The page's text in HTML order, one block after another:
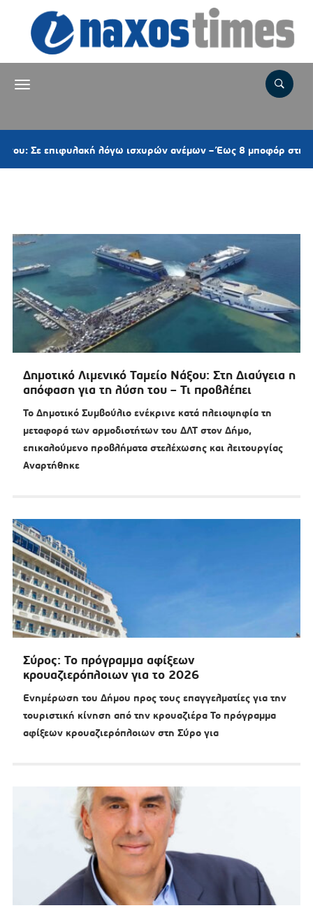
λόγω ισχυρών ανέμων – Έως 8 μποφόρ στις Κυκλάδες
Δημοτικό Λιμενικό Ταμείο Νάξου: Στη Διαύγεια η
απόφαση για τη λύση του – Τι προβλέπει
Το Δημοτικό Συμβούλιο ενέκρινε κατά πλειοψηφία τη
μεταφορά των αρμοδιοτήτων του ΔΛΤ στον Δήμο,
επικαλούμενο προβλήματα στελέχωσης και λειτουργίας
Αναρτήθηκε
Σύρος: Το πρόγραμμα αφίξεων
κρουαζιερόπλοιων για το 2026
Ενημέρωση του Δήμου προς τους επαγγελματίες για την
τουριστική κίνηση από την κρουαζιέρα Το πρόγραμμα
αφίξεων κρουαζιερόπλοιων στη Σύρο για